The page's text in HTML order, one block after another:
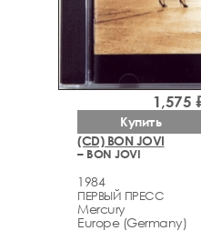
(CD) BON JOVI
– BON JOVI
1984
ПЕРВЫЙ ПРЕСС
Mercury
Europe (Germany)
1,575
Купить